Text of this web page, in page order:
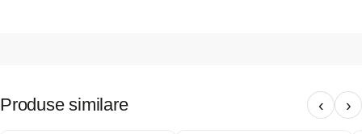
Produse similare ‹ ›